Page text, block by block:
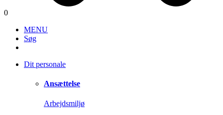
0
MENU
Søg
Dit personale
Ansættelse
Arbejdsmiljø